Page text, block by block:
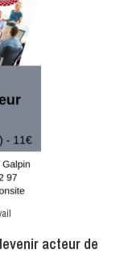
acteur de